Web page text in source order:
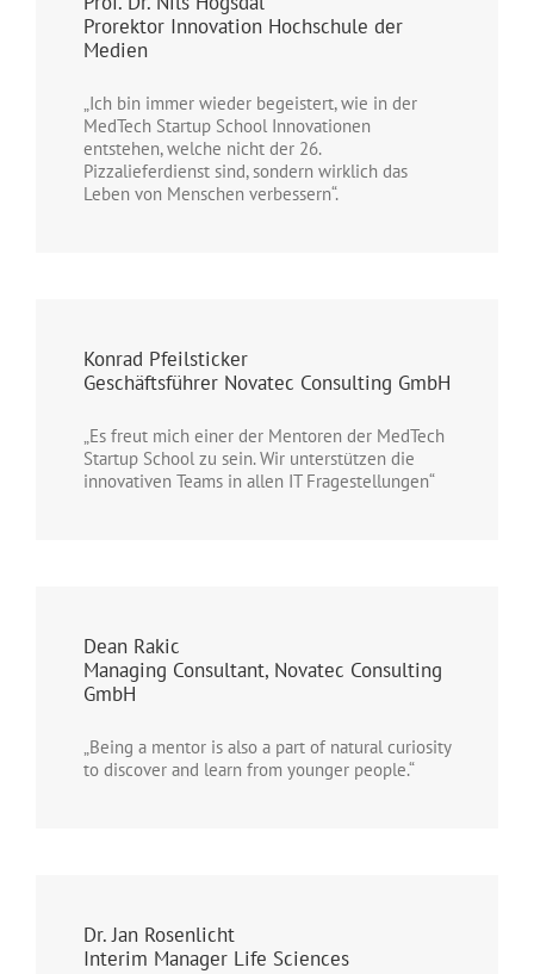
Prorektor Innovation Hochschule der
Medien
„Ich bin immer wieder begeistert, wie in der
MedTech Startup School Innovationen
entstehen, welche nicht der 26.
Pizzalieferdienst sind, sondern wirklich das
Leben von Menschen verbessern“.
Konrad Pfeilsticker
Geschäftsführer Novatec Consulting GmbH
„Es freut mich einer der Mentoren der MedTech
Startup School zu sein. Wir unterstützen die
innovativen Teams in allen IT Fragestellungen“
Dean Rakic
Managing Consultant, Novatec Consulting
GmbH
„Being a mentor is also a part of natural curiosity
to discover and learn from younger people.“
Dr. Jan Rosenlicht
Interim Manager Life Sciences